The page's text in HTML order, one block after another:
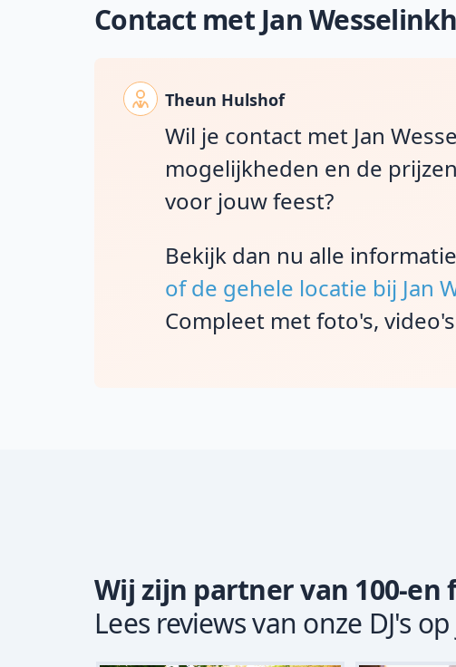
Contact met Jan
Theun Hulshof
Wil je contact met Jan
mogelijkheden en de
voor jouw feest?
Bekijk dan nu alle
of de gehele locatie bij Jan
Compleet met foto's,
Wij zijn partner van 100-en
Lees reviews van onze DJ's